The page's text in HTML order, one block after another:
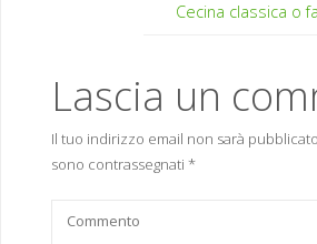
Cecina classica o
Lascia un
Il tuo indirizzo email non sarà
sono contrassegnati *